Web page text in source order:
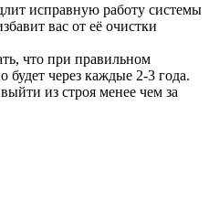
исправную работу системы
вас от её очистки
что при правильном
будет через каждые 2-3 года.
из строя менее чем за